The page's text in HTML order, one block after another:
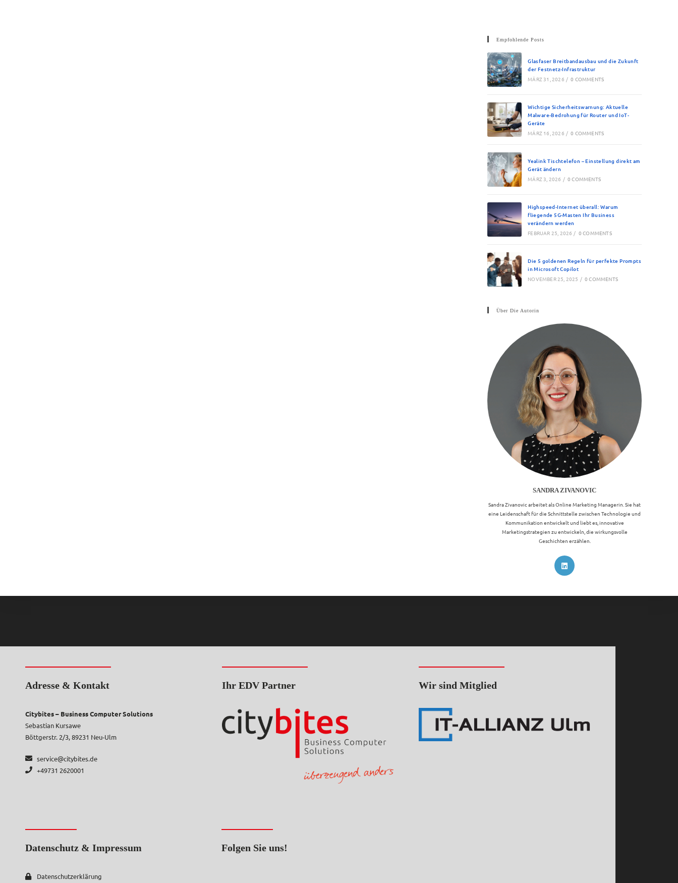
Empfohlende Posts
Glasfaser Breitbandausbau und die Zukunft
der Festnetz-Infrastruktur
MÄRZ 31, 2026 / 0 COMMENTS
Wichtige Sicherheitswarnung: Aktuelle
Malware-Bedrohung für Router und IoT-
Geräte
MÄRZ 16, 2026 / 0 COMMENTS
Yealink Tischtelefon – Einstellung direkt am
Gerät ändern
MÄRZ 3, 2026 / 0 COMMENTS
Highspeed-Internet überall: Warum
fliegende 5G-Masten Ihr Business
verändern werden
FEBRUAR 25, 2026 / 0 COMMENTS
Die 5 goldenen Regeln für perfekte Prompts
in Microsoft Copilot
NOVEMBER 25, 2025 / 0 COMMENTS
Über Die Autorin
SANDRA ZIVANOVIC
Sandra Zivanovic arbeitet als Online Marketing Managerin. Sie hat
eine Leidenschaft für die Schnittstelle zwischen Technologie und
Kommunikation entwickelt und liebt es, innovative
Marketingstrategien zu entwickeln, die wirkungsvolle
Geschichten erzählen.
Adresse & Kontakt
Citybites – Business Computer Solutions
Sebastian Kursawe
Böttgerstr. 2/3, 89231 Neu-Ulm
service@citybites.de
+49731 2620001
Ihr EDV Partner Wir sind Mitglied
Datenschutz & Impressum
Datenschutzerklärung
Folgen Sie uns!